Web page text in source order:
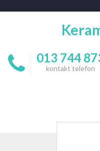
013 744
kontakt telefon